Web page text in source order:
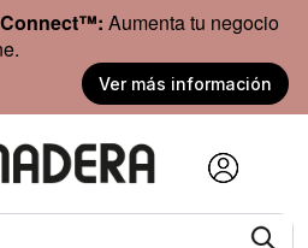
Aumenta tu negocio
Ver más información